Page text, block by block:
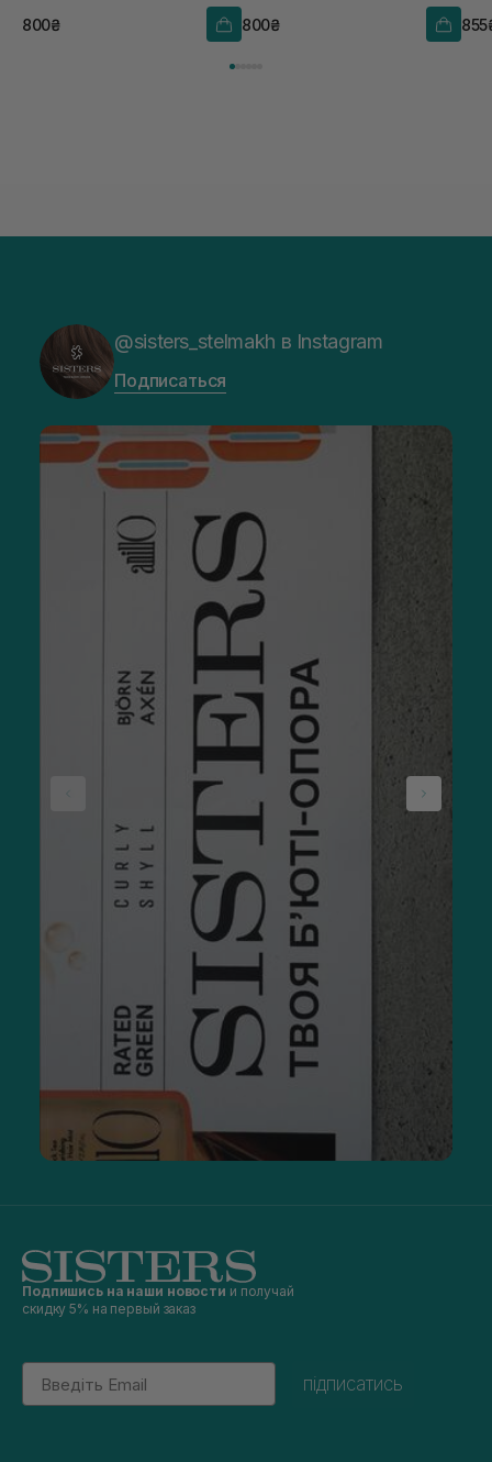
800₴ 800₴
@sisters_stelmakh в Instagram
Подписаться
Подпишись на наши новости и получай
скидку 5% на первый заказ
Email
підписатись